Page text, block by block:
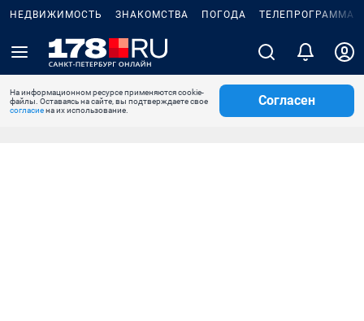
НЕДВИЖИМОСТЬ ЗНАКОМСТВА ПОГОДА ТЕЛЕПРОГРАММА
На информационном ресурсе применяются cookie-
файлы. Оставаясь на сайте, вы подтверждаете свое
согласиена их использование.
Согласен